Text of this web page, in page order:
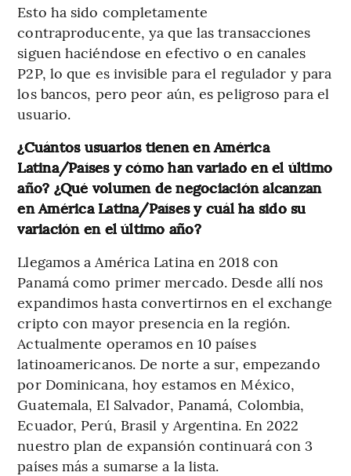
Esto ha sido completamente
contraproducente, ya que las transacciones
siguen haciéndose en efectivo o en canales
P2P, lo que es invisible para el regulador y para
los bancos, pero peor aún, es peligroso para el
usuario.
¿Cuántos usuarios tienen en América
Latina/Países y cómo han variado en el último
año? ¿Qué volumen de negociación alcanzan
en América Latina/Países y cuál ha sido su
variación en el último año?
Llegamos a América Latina en 2018 con
Panamá como primer mercado. Desde allí nos
expandimos hasta convertirnos en el exchange
cripto con mayor presencia en la región.
Actualmente operamos en 10 países
latinoamericanos. De norte a sur, empezando
por Dominicana, hoy estamos en México,
Guatemala, El Salvador, Panamá, Colombia,
Ecuador, Perú, Brasil y Argentina. En 2022
nuestro plan de expansión continuará con 3
países más a sumarse a la lista.